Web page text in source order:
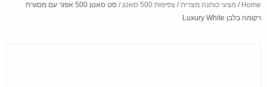
Home
/ מצעי כותנה מצרית/ צפיפות 500 סאטן
/ סט סאטן 500 אפור עם מסגרת
רקומה בלבן Luxury White